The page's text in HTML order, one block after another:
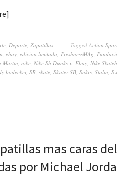
, Deporte, Zapatillas Tagged Action
, ebay, edicion limitada, FreshnessMAg,
Martin, nike, Nike Sb Dunks x Ebay, Nike
bodecker, SB, skate, Skater SB, Snkrs, Stalin,
mas caras
por Michael